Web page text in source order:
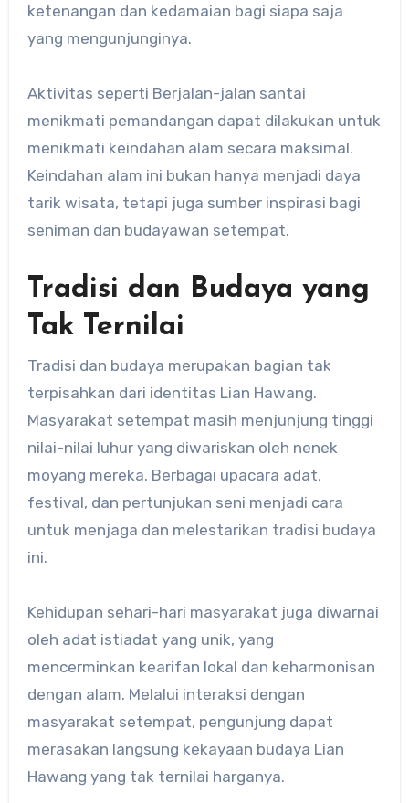
ketenangan dan kedamaian bagi siapa saja
yang mengunjunginya.
Aktivitas seperti Berjalan-jalan santai
menikmati pemandangan dapat dilakukan untuk
menikmati keindahan alam secara maksimal.
Keindahan alam ini bukan hanya menjadi daya
tarik wisata, tetapi juga sumber inspirasi bagi
seniman dan budayawan setempat.
Tradisi dan Budaya yang
Tak Ternilai
Tradisi dan budaya merupakan bagian tak
terpisahkan dari identitas Lian Hawang.
Masyarakat setempat masih menjunjung tinggi
nilai-nilai luhur yang diwariskan oleh nenek
moyang mereka. Berbagai upacara adat,
festival, dan pertunjukan seni menjadi cara
untuk menjaga dan melestarikan tradisi budaya
ini.
Kehidupan sehari-hari masyarakat juga diwarnai
oleh adat istiadat yang unik, yang
mencerminkan kearifan lokal dan keharmonisan
dengan alam. Melalui interaksi dengan
masyarakat setempat, pengunjung dapat
merasakan langsung kekayaan budaya Lian
Hawang yang tak ternilai harganya.